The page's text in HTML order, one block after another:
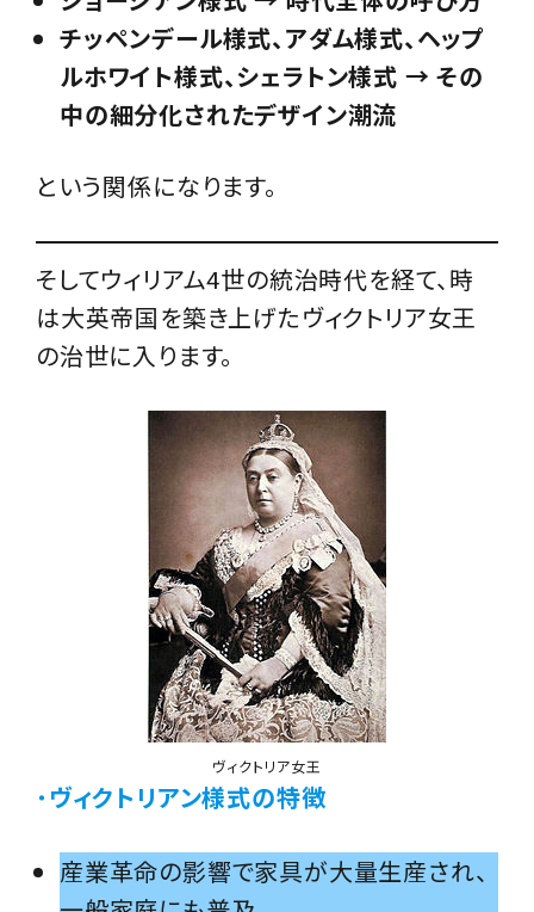
チッペンデール様式、アダム様式、ヘップ
ルホワイト様式、シェラトン様式 → その
中の細分化されたデザイン潮流
という関係になります。
そしてウィリアム4世の統治時代を経て、時
は大英帝国を築き上げたヴィクトリア女王
の治世に入ります。
ヴィクトリア女王
・ ヴィクトリアン様式の特徴
産業革命の影響で家具が大量生産され、